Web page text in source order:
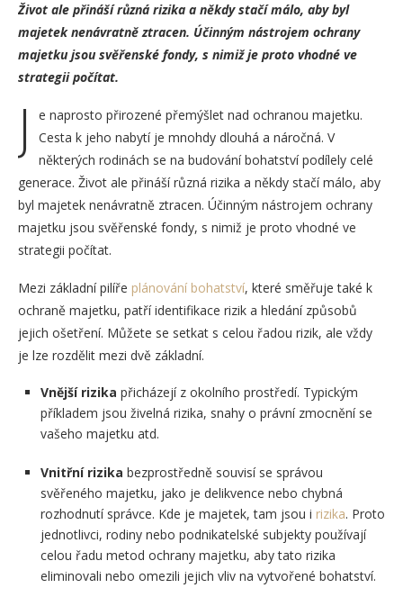
Život ale přináší různá rizika a někdy stačí málo, aby byl
majetek nenávratně ztracen. Účinným nástrojem ochrany
majetku jsou svěřenské fondy, s nimiž je proto vhodné ve
strategii počítat.
J
e naprosto přirozené přemýšlet nad ochranou majetku.
Cesta k jeho nabytí je mnohdy dlouhá a náročná. V
některých rodinách se na budování bohatství podílely celé
generace. Život ale přináší různá rizika a někdy stačí málo, aby
byl majetek nenávratně ztracen. Účinným nástrojem ochrany
majetku jsou svěřenské fondy, s nimiž je proto vhodné ve
strategii počítat.
Mezi základní pilíře plánování bohatství, které směřuje také k
ochraně majetku, patří identifikace rizik a hledání způsobů
jejich ošetření. Můžete se setkat s celou řadou rizik, ale vždy
je lze rozdělit mezi dvě základní.
Vnější rizika přicházejí z okolního prostředí. Typickým
příkladem jsou živelná rizika, snahy o právní zmocnění se
vašeho majetku atd.
Vnitřní rizika bezprostředně souvisí se správou
svěřeného majetku, jako je delikvence nebo chybná
rozhodnutí správce. Kde je majetek, tam jsou i rizika. Proto
jednotlivci, rodiny nebo podnikatelské subjekty používají
celou řadu metod ochrany majetku, aby tato rizika
eliminovali nebo omezili jejich vliv na vytvořené bohatství.